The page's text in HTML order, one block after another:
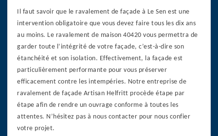
Il faut savoir que le ravalement de façade à Le Sen est une
intervention obligatoire que vous devez faire tous les dix ans
au moins. Le ravalement de maison 40420 vous permettra de
garder toute l’intégrité de votre façade, c’est-à-dire son
étanchéité et son isolation. Effectivement, la façade est
particulièrement performante pour vous préserver
efficacement contre les intempéries. Notre entreprise de
ravalement de façade Artisan Helfritt procède étape par
étape afin de rendre un ouvrage conforme à toutes les
attentes. N’hésitez pas à nous contacter pour nous confier
votre projet.